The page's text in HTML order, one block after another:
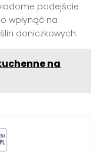
podejście
wpłynąć na
doniczkowych.
na